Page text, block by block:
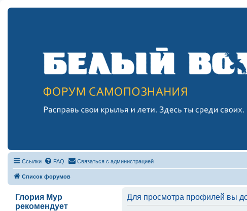
Ссылки FAQ Связаться с администрацией
Список форумов
Глория Мур
рекомендует
Для просмотра профилей вы